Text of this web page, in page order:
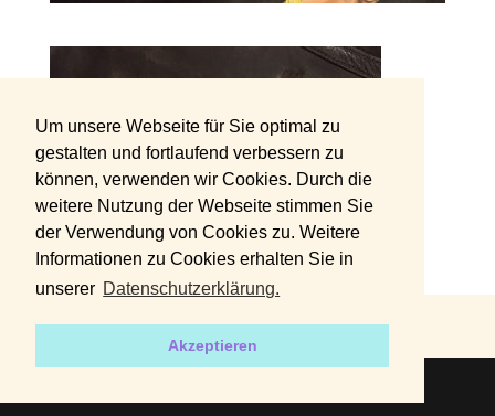
Um unsere Webseite für Sie optimal zu
gestalten und fortlaufend verbessern zu
können, verwenden wir Cookies. Durch die
weitere Nutzung der Webseite stimmen Sie
der Verwendung von Cookies zu. Weitere
Informationen zu Cookies erhalten Sie in
unserer Datenschutzerklärung.
Akzeptieren
DATENSCHUTZERKLÄRUNG IMPRESSUM